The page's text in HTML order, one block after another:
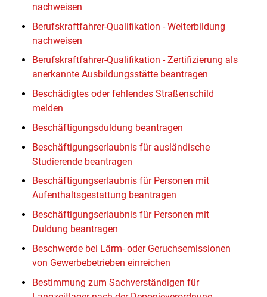
nachweisen
Berufskraftfahrer-Qualifikation - Weiterbildung
nachweisen
Berufskraftfahrer-Qualifikation - Zertifizierung als
anerkannte Ausbildungsstätte beantragen
Beschädigtes oder fehlendes Straßenschild
melden
Beschäftigungsduldung beantragen
Beschäftigungserlaubnis für ausländische
Studierende beantragen
Beschäftigungserlaubnis für Personen mit
Aufenthaltsgestattung beantragen
Beschäftigungserlaubnis für Personen mit
Duldung beantragen
Beschwerde bei Lärm- oder Geruchsemissionen
von Gewerbebetrieben einreichen
Bestimmung zum Sachverständigen für